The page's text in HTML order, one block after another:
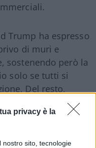
privacy è la
nostro sito, tecnologie
Trump ha espresso
di muri e
sostenendo però la
solo se tutti si
Del resto,
essere unilaterale.
raccontata
un’intesa, un